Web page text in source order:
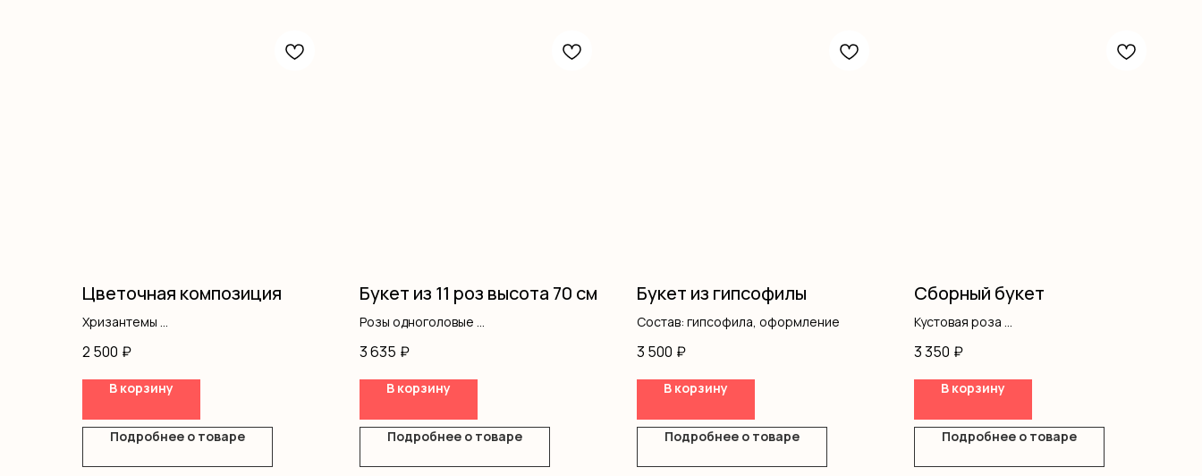
Цветочная композиция
Хризантемы
Оазис
Коробка
2 500 ₽
В корзину
Подробнее о товаре
Букет из 11 роз высота 70 см
Розы одноголовые
3 635 ₽
В корзину
Подробнее о товаре
Букет из гипсофилы
Состав: гипсофила, оформление
3 500 ₽
В корзину
Подробнее о товаре
Сборный букет
Кустовая роза
Оформление
3 350 ₽
В корзину
Подробнее о товаре